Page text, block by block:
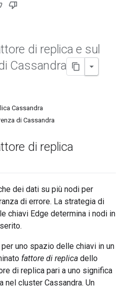
di replica e sul
Cassandra
Cassandra
di Cassandra
di replica
dei dati su più nodi per
di errore. La strategia di
chiavi Edge determina i nodi in
uno spazio delle chiavi in un
fattore di replica dello
di replica pari a uno significa
nel cluster Cassandra. Un